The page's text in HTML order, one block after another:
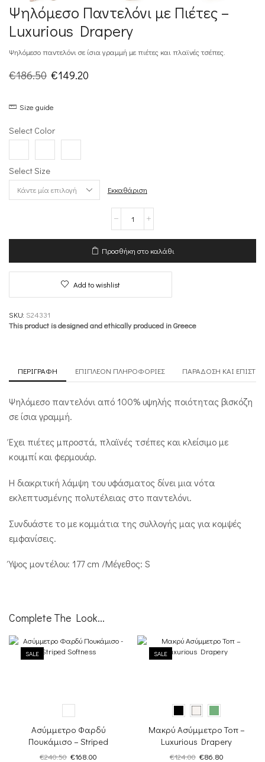
Ψηλόμεσο Παντελόνι με Πιέτες –
Luxurious Drapery
Ψηλόμεσο παντελόνι σε ίσια γραμμή με πιέτες και πλαϊνές τσέπες.
€186.50 Original
was:
€186.50.
€149.20
Size guide
Select Color
Select Size
Εκκαθάριση
Παντελόνι
με
-
Luxurious
ποσότητα
Προσθήκη στο καλάθι
Add to wishlist
SKU: S24331
This product is designed and ethically produced in Greece
ΠΕΡΙΓΡΑΦΉ ΕΠΙΠΛΈΟΝ ΠΛΗΡΟΦΟΡΊΕΣ ΠΑΡΆΔΟΣΗ ΚΑΙ
Ψηλόμεσο παντελόνι από 100% υψηλής ποιότητας βισκόζη
σε ίσια γραμμή.
Έχει πιέτες μπροστά, πλαϊνές τσέπες και κλείσιμο με
κουμπί και φερμουάρ.
Η διακριτική λάμψη του υφάσματος δίνει μια νότα
εκλεπτυσμένης πολυτέλειας στο παντελόνι.
Συνδυάστε το με κομμάτια της συλλογής μας για κομψές
εμφανίσεις.
Ύψος μοντέλου: 177 cm /Μέγεθος: S
Complete The Look...
SALE
Ασύμμετρο Φαρδύ
Πουκάμισο – Striped
Softness
€240.50 Original
€168.00
SALE
Μακρύ Ασύμμετρο Τοπ –
Luxurious Drapery
€124.00 Original
€86.80Η